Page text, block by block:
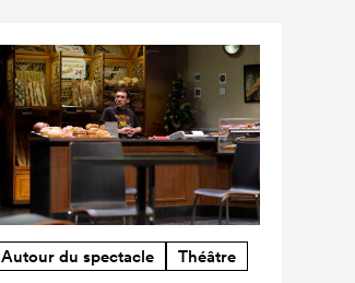
Autour du spectacle Théâtre